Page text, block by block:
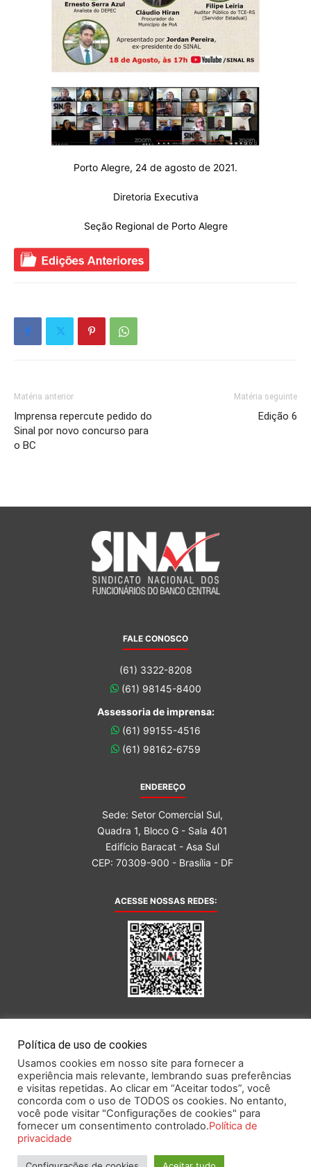
Porto Alegre, 24 de agosto de 2021.
Diretoria Executiva
Seção Regional de Porto Alegre
Matéria anterior
Imprensa repercute pedido do
Sinal por novo concurso para
o BC
Matéria seguinte
Edição 6
FALE CONOSCO
(61) 3322-8208
(61) 98145-8400
Assessoria de imprensa:
(61) 99155-4516
(61) 98162-6759
ENDEREÇO
Sede: Setor Comercial Sul,
Quadra 1, Bloco G - Sala 401
Edifício Baracat - Asa Sul
CEP: 70309-900 - Brasília - DF
ACESSE NOSSAS REDES:
Este portal obedece às prescrições da Lei Geral de Proteção de Dados.
Política de uso de cookies
Usamos cookies em nosso site para fornecer a
experiência mais relevante, lembrando suas preferências
e visitas repetidas. Ao clicar em “Aceitar todos”, você
concorda com o uso de TODOS os cookies. No entanto,
você pode visitar "Configurações de cookies" para
fornecer um consentimento controlado.Política de
privacidade